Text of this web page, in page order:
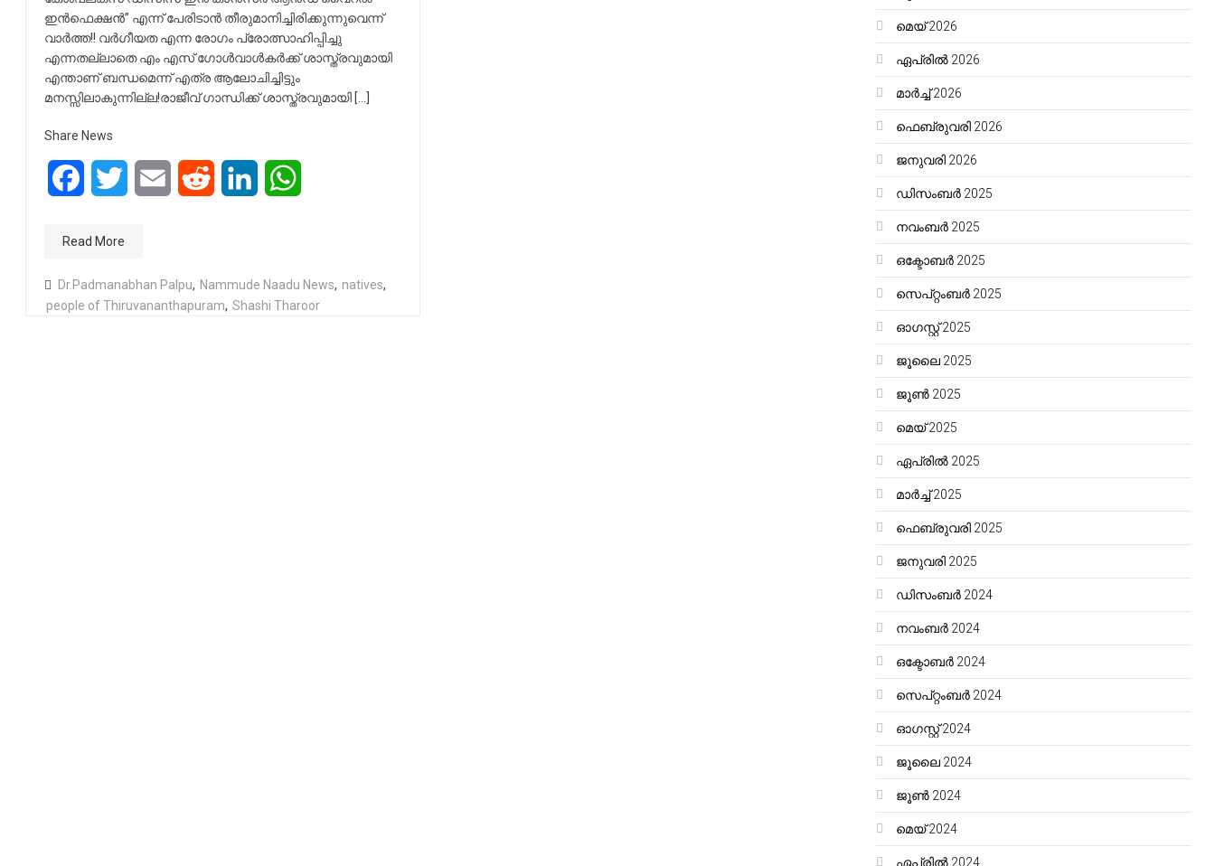
ഇൻഫെക്ഷൻ” എന്ന് പേരിടാൻ തീരുമാനിച്ചിരിക്കുന്നുവെന്ന്
വാർത്ത!! വർഗീയത എന്ന രോഗം പ്രോത്സാഹിപ്പിച്ചു
എന്നതല്ലാതെ എം എസ് ഗോൾവാൾകർക്ക് ശാസ്ത്രവുമായി
എന്താണ് ബന്ധമെന്ന് എത്ര ആലോചിച്ചിട്ടും
മനസ്സിലാകുന്നില്ല!രാജീവ് ഗാന്ധിക്ക് ശാസ്ത്രവുമായി […]
Share News
FacebookTwitter Email Reddit LinkedIn
Read More
Dr.Padmanabhan Palpu, Nammude Naadu News, natives,
people of Thiruvananthapuram, Shashi Tharoor
മെയ്‌ 2026
ഏപ്രിൽ 2026
മാർച്ച്‌ 2026
ഫെബ്രുവരി 2026
ജനുവരി 2026
ഡിസംബർ 2025
നവംബർ 2025
ഒക്ടോബർ 2025
സെപ്റ്റംബർ 2025
ഓഗസ്റ്റ്‌ 2025
ജൂലൈ 2025
ജൂൺ 2025
മെയ്‌ 2025
ഏപ്രിൽ 2025
മാർച്ച്‌ 2025
ഫെബ്രുവരി 2025
ജനുവരി 2025
ഡിസംബർ 2024
നവംബർ 2024
ഒക്ടോബർ 2024
സെപ്റ്റംബർ 2024
ഓഗസ്റ്റ്‌ 2024
ജൂലൈ 2024
ജൂൺ 2024
മെയ്‌ 2024
ഏപ്രിൽ 2024